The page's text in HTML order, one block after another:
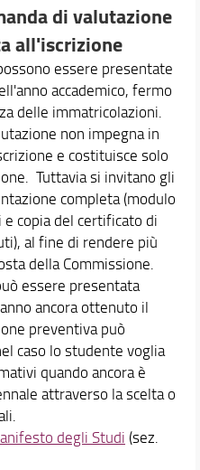
di valutazione
all'iscrizione
essere presentate
accademico, fermo
delle immatricolazioni.
non impegna in
e costituisce solo
Tuttavia si invitano gli
completa (modulo
copia del certificato di
al fine di rendere più
della Commissione.
essere presentata
ancora ottenuto il
preventiva può
caso lo studente voglia
quando ancora è
attraverso la scelta o
degli Studi (sez.